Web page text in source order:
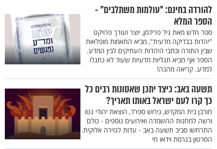
להורדה בחינם: "עולמות משתלבים" -
הספר המלא
ספר חדש מאת גיל פרידמן, יוצר ועורך פרויקט
"יהדות בבדיקה מדעית", מביא התאמות מופלאות
שבין התורה וכתבי היהדות העתיקים לבין המדע.
הספר אף מביא תגליות מדעיות שעוד לא נתגלו
למדע. קריאה מהנה!
תשעה באב: כיצד יתכן שאסונות רבים כל
כך קרו לעם ישראל באותו תאריך?
חורבן בית המקדש, גירוש ספרד, הוצאת יהודי גטו
ורשה למחנות ההשמדה ואירועים נוספים - כולם
התרחשו סביב תשעה באב - עדות לגזירה אלוקית.
הסרטון בגרסת וידאו חי